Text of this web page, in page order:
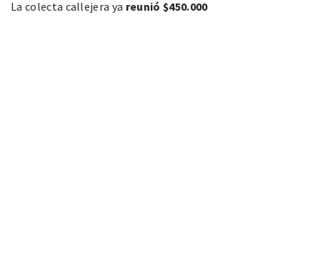
La colecta callejera ya reunió $450.000